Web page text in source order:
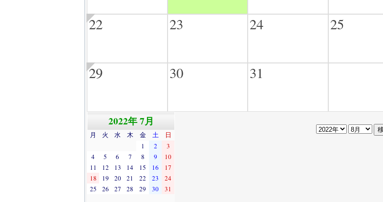
22 23 24 25
29 30 31
2022年 7月
月 火 水 木 金 土
日
1
2
3
4
5 6 7 8 9
10
11
12 13 14 15 16
17
18
19 20 21 22 23
24
25
26 27 28 29 30 31